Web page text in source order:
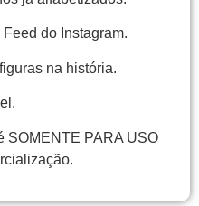
do Instagram.
na história.
SOMENTE PARA USO